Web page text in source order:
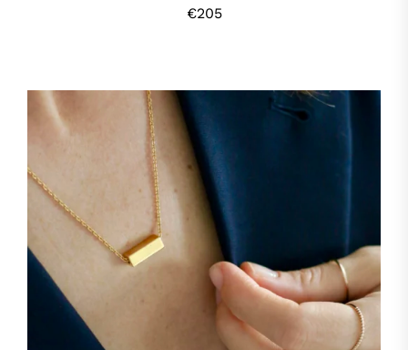
€205
HOP, DANS MON PANIER ! / DÉTAILS